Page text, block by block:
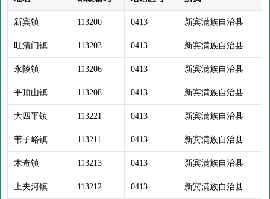
新宾镇 113200 0413 新宾满族自治县
旺清门镇 113203 0413 新宾满族自治县
永陵镇 113206 0413 新宾满族自治县
平顶山镇 113208 0413 新宾满族自治县
大四平镇 113221 0413 新宾满族自治县
苇子峪镇 113211 0413 新宾满族自治县
木奇镇 113213 0413 新宾满族自治县
上夹河镇 113212 0413 新宾满族自治县